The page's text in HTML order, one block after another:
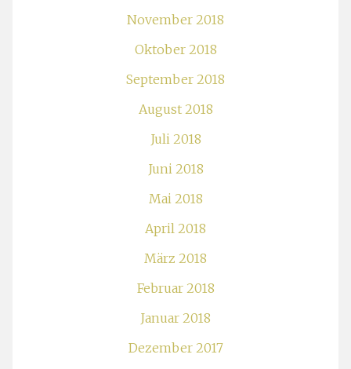
November 2018
Oktober 2018
September 2018
August 2018
Juli 2018
Juni 2018
Mai 2018
April 2018
März 2018
Februar 2018
Januar 2018
Dezember 2017